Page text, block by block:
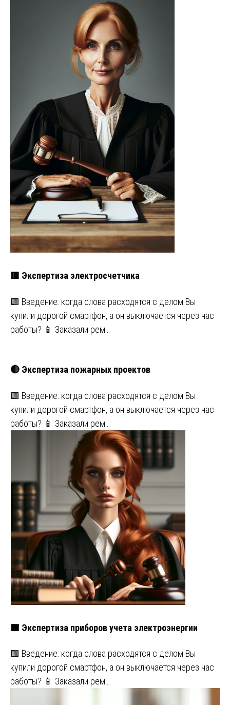
🟥 Экспертиза электросчетчика
🟩 Введение: когда слова расходятся с делом Вы
купили дорогой смартфон, а он выключается через час
работы? 📱 Заказали рем…
🔴 Экспертиза пожарных проектов
🟩 Введение: когда слова расходятся с делом Вы
купили дорогой смартфон, а он выключается через час
работы? 📱 Заказали рем…
🟩 Экспертиза приборов учета электроэнергии
🟩 Введение: когда слова расходятся с делом Вы
купили дорогой смартфон, а он выключается через час
работы? 📱 Заказали рем…